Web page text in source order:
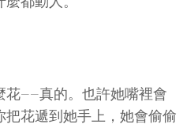
花——真的。也許她嘴裡會
花遞到她手上，她會偷偷